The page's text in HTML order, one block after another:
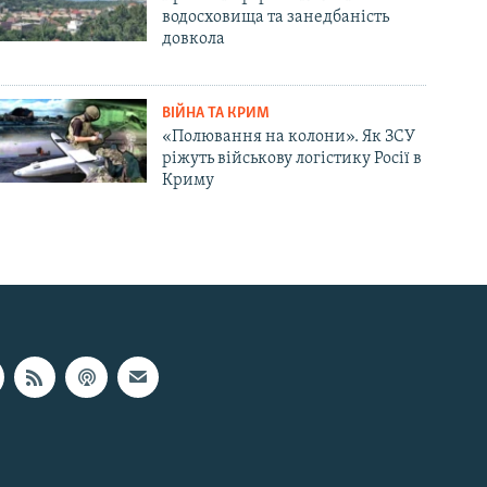
водосховища та занедбаність
довкола
ВІЙНА ТА КРИМ
«Полювання на колони». Як ЗСУ
ріжуть військову логістику Росії в
Криму